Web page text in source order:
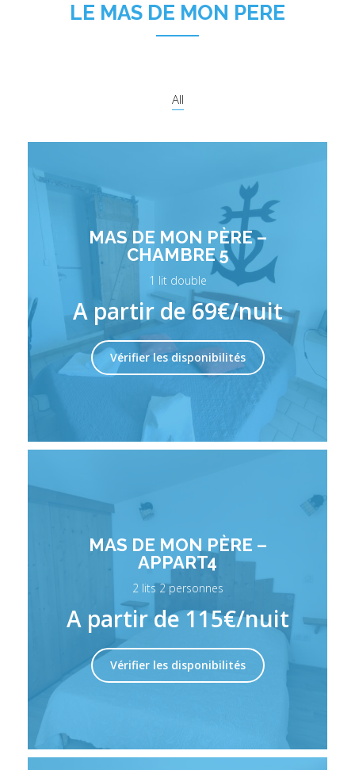
LE MAS DE MON PERE
All
MAS DE MON PÈRE –
CHAMBRE 5
1 lit double
A partir de 69€/nuit
Vérifier les disponibilités
MAS DE MON PÈRE –
APPART4
2 lits 2 personnes
A partir de 115€/nuit
Vérifier les disponibilités